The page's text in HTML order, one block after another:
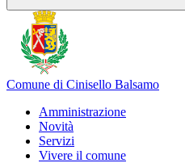
Comune di Cinisello Balsamo
Amministrazione
Novità
Servizi
Vivere il comune